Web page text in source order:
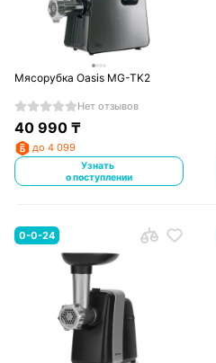
Мясорубка Oasis MG-TK2
Нет отзывов
40 990₸
до 4 099
Узнать
о поступлении
0-0-24